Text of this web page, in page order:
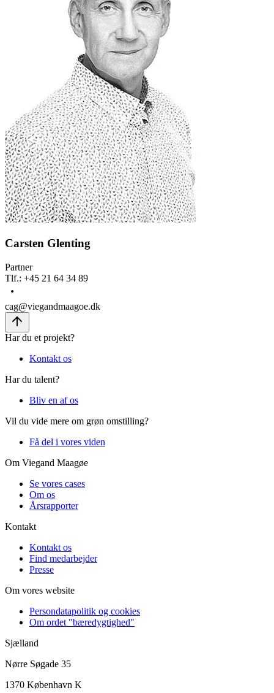
Carsten Glenting
Partner
Tlf.: +45 21 64 34 89
cag@viegandmaagoe.dk
Har du et projekt?
Kontakt os
Har du talent?
Bliv en af os
Vil du vide mere om grøn omstilling?
Få del i vores viden
Om Viegand Maagøe
Se vores cases
Om os
Årsrapporter
Kontakt
Kontakt os
Find medarbejder
Presse
Om vores website
Persondatapolitik og cookies
Om ordet "bæredygtighed"
Sjælland
Nørre Søgade 35
1370 København K